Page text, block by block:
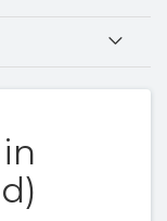
(Android)